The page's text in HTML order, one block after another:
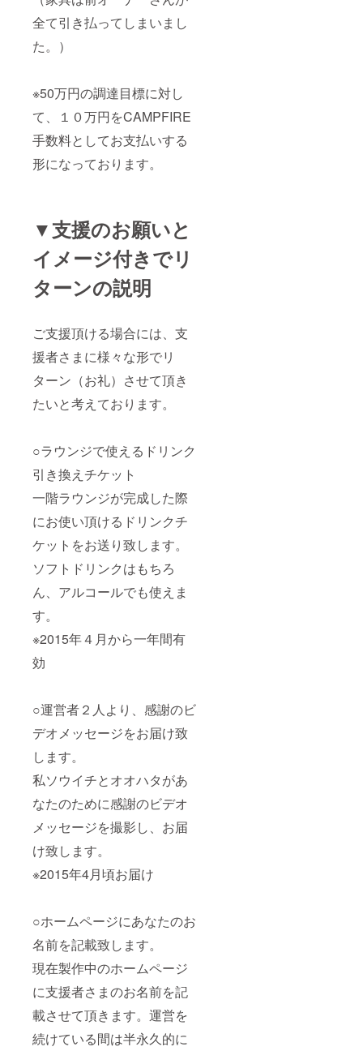
全て引き払ってしまいまし
た。）
※50万円の調達目標に対し
て、１０万円をCAMPFIRE
手数料としてお支払いする
形になっております。
▼支援のお願いと
イメージ付きでリ
ターンの説明
ご支援頂ける場合には、支
援者さまに様々な形でリ
ターン（お礼）させて頂き
たいと考えております。
○ラウンジで使えるドリンク
引き換えチケット
一階ラウンジが完成した際
にお使い頂けるドリンクチ
ケットをお送り致します。
ソフトドリンクはもちろ
ん、アルコールでも使えま
す。
※2015年４月から一年間有
効
○運営者２人より、感謝のビ
デオメッセージをお届け致
します。
私ソウイチとオオハタがあ
なたのために感謝のビデオ
メッセージを撮影し、お届
け致します。
※2015年4月頃お届け
○ホームページにあなたのお
名前を記載致します。
現在製作中のホームページ
に支援者さまのお名前を記
載させて頂きます。運営を
続けている間は半永久的に